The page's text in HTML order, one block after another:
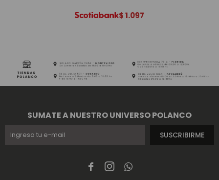
$1.097
  
SUMATE A NUESTRO UNIVERSO POLANCO
SUSCRIBIRME